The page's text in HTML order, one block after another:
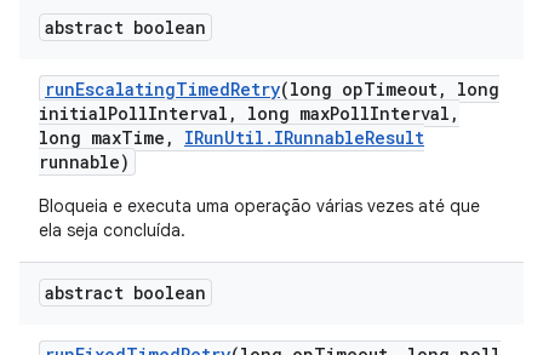
abstract boolean
runEscalatingTimedRetry(long opTimeout,
long
initialPollInterval , long maxPollInterval ,
long maxTime , IRunUtil . IRunnableResult
runnable)
Bloqueia e executa uma operação várias vezes até que
ela seja concluída.
abstract boolean